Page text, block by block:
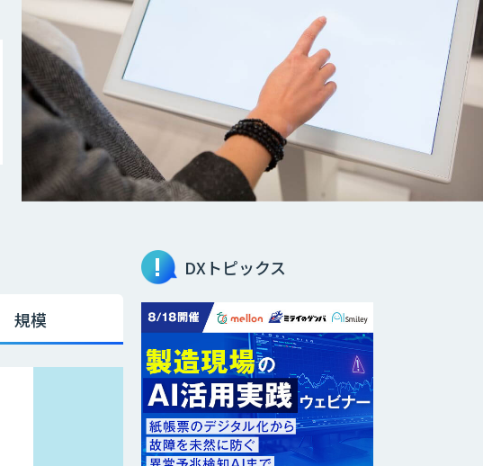
規模
DXトピックス